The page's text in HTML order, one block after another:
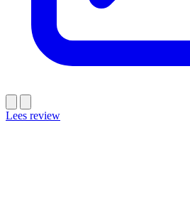
Lees review